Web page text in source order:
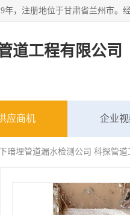
道工程有限公司
应商机 企业
暗埋管道漏水检测公司 科探管道